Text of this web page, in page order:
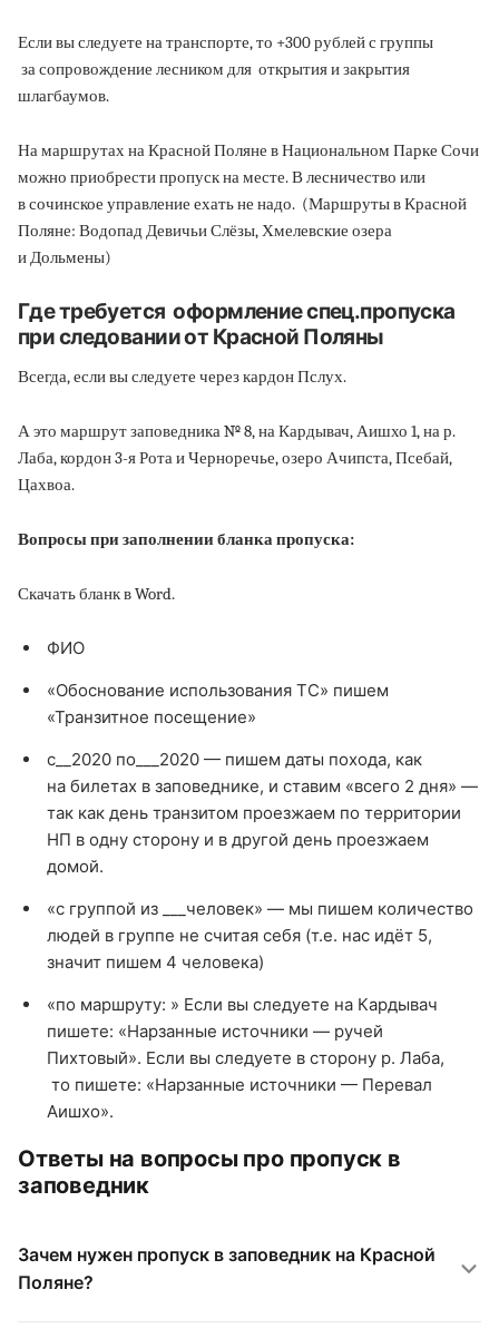
Если вы следуете на транспорте, то +300 рублей с группы
за сопровождение лесником для открытия и закрытия
шлагбаумов.
На маршрутах на Красной Поляне в Национальном Парке Сочи
можно приобрести пропуск на месте. В лесничество или
в сочинское управление ехать не надо. (Маршруты в Красной
Поляне: Водопад Девичьи Слёзы, Хмелевские озера
и Дольмены)
Где требуется оформление спец.пропуска
при следовании от Красной Поляны
Всегда, если вы следуете через кардон Пслух.
А это маршрут заповедника № 8, на Кардывач, Аишхо 1, на р.
Лаба, кордон 3-я Рота и Черноречье, озеро Ачипста, Псебай,
Цахвоа.
Вопросы при заполнении бланкапропуска:
Скачать бланк в Word.
ФИО
«Обоснование использования ТС» пишем
«Транзитное посещение»
с__2020 по___2020 — пишем даты похода, как
на билетах в заповеднике, и ставим «всего 2 дня» —
так как день транзитом проезжаем по территории
НП в одну сторону и в другой день проезжаем
домой.
«с группой из ___человек» — мы пишем количество
людей в группе не считая себя (т.е. нас идёт 5,
значит пишем 4 человека)
«по маршруту: » Если вы следуете на Кардывач
пишете: «Нарзанные источники — ручей
Пихтовый». Если вы следуете в сторону р. Лаба,
то пишете: «Нарзанные источники — Перевал
Аишхо».
Ответы на вопросы про пропуск в
заповедник
Зачем нужен пропуск в заповедник на Красной
Поляне?